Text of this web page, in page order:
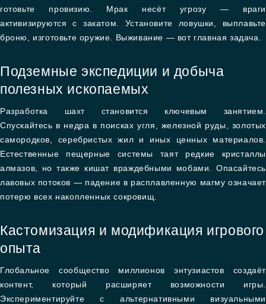
готовьте провизию. Мрак несёт угрозу — враги
активизируются с закатом. Установите ловушки, выплавьте
броню, изготовьте оружие. Выживание — вот главная задача.
Подземные экспедиции и добыча
полезных ископаемых
Разработка шахт становится ключевым занятием.
Спускайтесь в недра в поисках угля, железной руды, золотых
самородков, серебристых жил и иных ценных материалов.
Естественные пещерные системы таят редкие кристаллы
алмазов, но также кишат враждебными мобами. Опасайтесь
лавовых потоков — падение в расплавленную магму означает
потерю всех накопленных сокровищ.
Кастомизация и модификация игрового
опыта
Глобальное сообщество миллионов энтузиастов создаёт
контент, который расширяет возможности игры.
Экспериментируйте с альтернативными визуальными